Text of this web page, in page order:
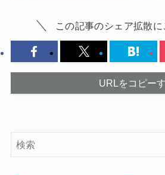
この記事のシェア拡散に
URLをコピー